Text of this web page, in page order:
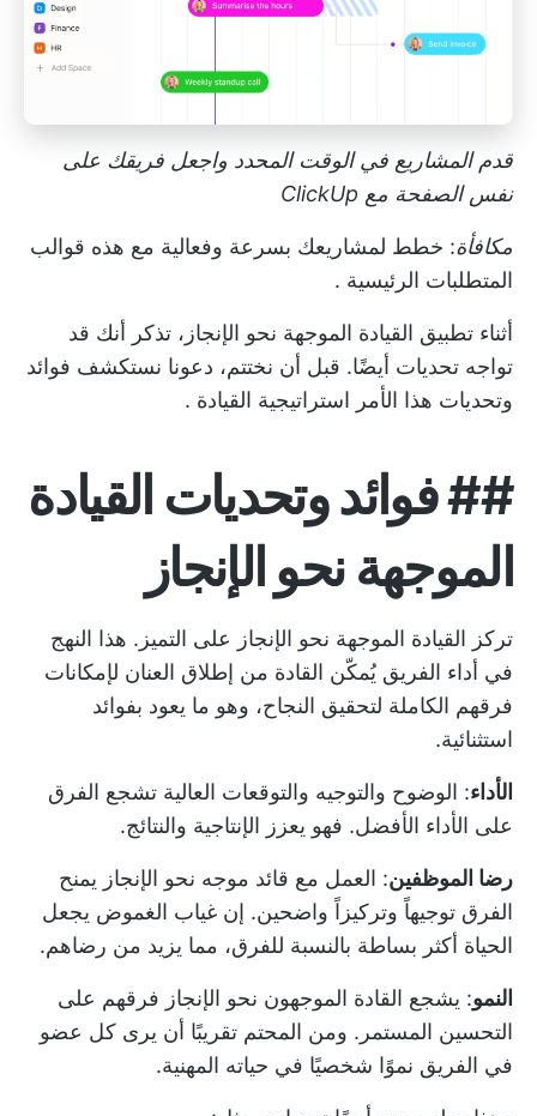
قدم المشاريع في الوقت المحدد واجعل فريقك على
نفس الصفحة مع ClickUp
مكافأة: خطط لمشاريعك بسرعة وفعالية مع هذه قوالب
المتطلبات الرئيسية .
أثناء تطبيق القيادة الموجهة نحو الإنجاز، تذكر أنك قد
تواجه تحديات أيضًا. قبل أن نختتم، دعونا نستكشف فوائد
وتحديات هذا الأمر استراتيجية القيادة .
##فوائد وتحديات القيادة
الموجهة نحو الإنجاز
تركز القيادة الموجهة نحو الإنجاز على التميز. هذا النهج
في أداء الفريق يُمكّن القادة من إطلاق العنان لإمكانات
فرقهم الكاملة لتحقيق النجاح، وهو ما يعود بفوائد
استثنائية.
الأداء: الوضوح والتوجيه والتوقعات العالية تشجع الفرق
على الأداء الأفضل. فهو يعزز الإنتاجية والنتائج.
رضا الموظفين: العمل مع قائد موجه نحو الإنجاز يمنح
الفرق توجيهاً وتركيزاً واضحين. إن غياب الغموض يجعل
الحياة أكثر بساطة بالنسبة للفرق، مما يزيد من رضاهم.
النمو: يشجع القادة الموجهون نحو الإنجاز فرقهم على
التحسين المستمر. ومن المحتم تقريبًا أن يرى كل عضو
في الفريق نموًا شخصيًا في حياته المهنية.